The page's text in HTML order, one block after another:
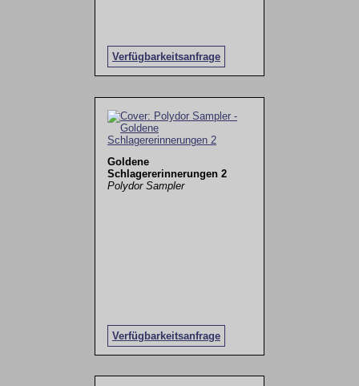
Verfügbarkeitsanfrage
Goldene
Schlagererinnerungen 2
Polydor Sampler
Verfügbarkeitsanfrage